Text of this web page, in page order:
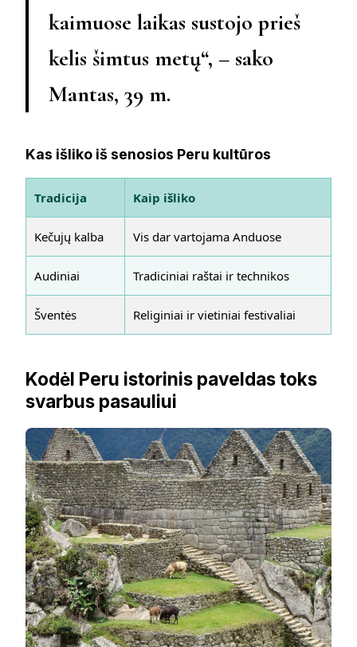
kaimuose laikas sustojo prieš
kelis šimtus metų“, – sako
Mantas, 39 m.
Kas išliko iš senosios Peru kultūros
Tradicija Kaip išliko
Kečujų kalba Vis dar vartojama Anduose
Audiniai Tradiciniai raštai ir technikos
Šventės Religiniai ir vietiniai festivaliai
Kodėl Peru istorinis paveldas toks
svarbus pasauliui